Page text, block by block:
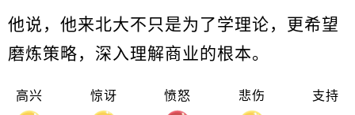
他说，他来北大不只是为了学理论，更希望
磨炼策略，深入理解商业的根本。
高兴 惊讶 愤怒 悲伤 支持